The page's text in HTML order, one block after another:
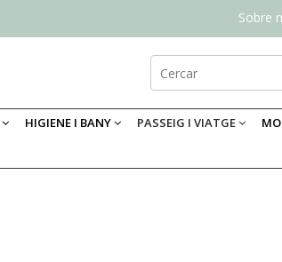
Sobre
HIGIENE I BANY PASSEIG I VIATGE